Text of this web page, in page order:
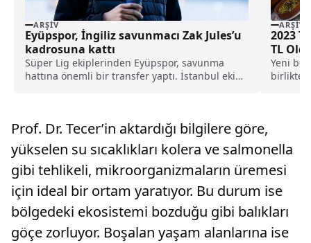
ARŞIV
Eyüpspor, İngiliz savunmacı Zak Jules’u
kadrosuna kattı
Süper Lig ekiplerinden Eyüpspor, savunma
hattına önemli bir transfer yaptı. İstanbul ekibi,
ARŞIV
2023
TL
Yeni
birlikte
Prof. Dr. Tecer’in aktardığı bilgilere göre,
yükselen su sıcaklıkları kolera ve salmonella
gibi tehlikeli, mikroorganizmaların üremesi
için ideal bir ortam yaratıyor. Bu durum ise
bölgedeki ekosistemi bozduğu gibi balıkları
göçe zorluyor. Boşalan yaşam alanlarına ise